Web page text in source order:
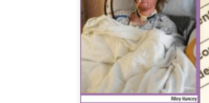
mają prawo do korzystania i
które zapobiegnie
przypadki, w których
dyskryminacji. Właśnie to